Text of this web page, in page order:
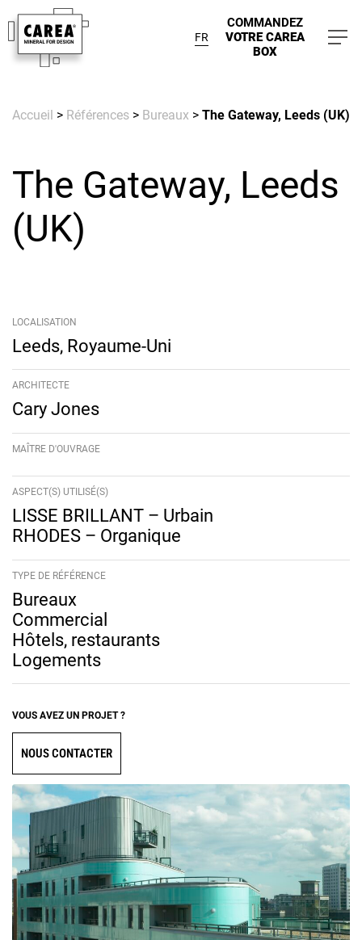
FR
COMMANDEZ
VOTRE CAREA
BOX
Accueil > Références > Bureaux > The Gateway, Leeds (UK)
The Gateway, Leeds
(UK)
LOCALISATION
Leeds, Royaume-Uni
ARCHITECTE
Cary Jones
MAÎTRE D'OUVRAGE
ASPECT(S) UTILISÉ(S)
LISSE BRILLANT – Urbain
RHODES – Organique
TYPE DE RÉFÉRENCE
Bureaux
Commercial
Hôtels, restaurants
Logements
VOUS AVEZ UN PROJET ?
NOUS CONTACTER